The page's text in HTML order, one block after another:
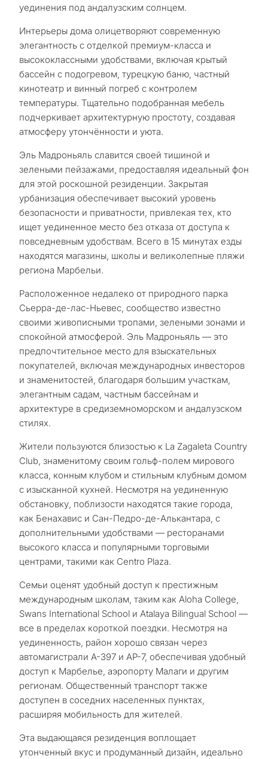
уединения под андалузским солнцем.
Интерьеры дома олицетворяют современную
элегантность с отделкой премиум-класса и
высококлассными удобствами, включая крытый
бассейн с подогревом, турецкую баню, частный
кинотеатр и винный погреб с контролем
температуры. Тщательно подобранная мебель
подчеркивает архитектурную простоту, создавая
атмосферу утончённости и уюта.
Эль Мадроньяль славится своей тишиной и
зелеными пейзажами, предоставляя идеальный фон
для этой роскошной резиденции. Закрытая
урбанизация обеспечивает высокий уровень
безопасности и приватности, привлекая тех, кто
ищет уединенное место без отказа от доступа к
повседневным удобствам. Всего в 15 минутах езды
находятся магазины, школы и великолепные пляжи
региона Марбельи.
Расположенное недалеко от природного парка
Сьерра-де-лас-Ньевес, сообщество известно
своими живописными тропами, зелеными зонами и
спокойной атмосферой. Эль Мадроньяль — это
предпочтительное место для взыскательных
покупателей, включая международных инвесторов
и знаменитостей, благодаря большим участкам,
элегантным садам, частным бассейнам и
архитектуре в средиземноморском и андалузском
стилях.
Жители пользуются близостью к La Zagaleta Country
Club, знаменитому своим гольф-полем мирового
класса, конным клубом и стильным клубным домом
с изысканной кухней. Несмотря на уединенную
обстановку, поблизости находятся такие города,
как Бенахавис и Сан-Педро-де-Алькантара, с
дополнительными удобствами — ресторанами
высокого класса и популярными торговыми
центрами, такими как Centro Plaza.
Семьи оценят удобный доступ к престижным
международным школам, таким как Aloha College,
Swans International School и Atalaya Bilingual School —
все в пределах короткой поездки. Несмотря на
уединенность, район хорошо связан через
автомагистрали A-397 и AP-7, обеспечивая удобный
доступ к Марбелье, аэропорту Малаги и другим
регионам. Общественный транспорт также
доступен в соседних населенных пунктах,
расширяя мобильность для жителей.
Эта выдающаяся резиденция воплощает
утонченный вкус и продуманный дизайн, идеально
КВИЗ
Персональная
подборка
недвижимости
в Марбелье
Ответьте на несколько
вопросов — мы подберём
объекты и решения под
ваш запрос с учётом
бюджета, целей и
юридических нюансов
какой
целью
вы
в
Консультация
Оставьте заявку — мы
свяжемся с вами в течение
30 минут
✓ Без спама и рекламы
✓Только 1 экспертный ответ
✓Конфиденциально